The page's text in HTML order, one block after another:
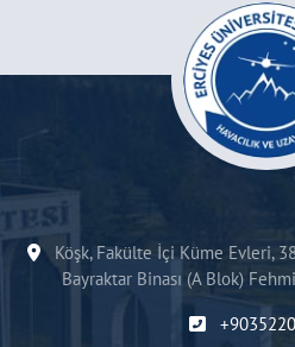
Köşk, Fakülte İçi Küme Evleri,
Bayraktar Binası (A Blok)